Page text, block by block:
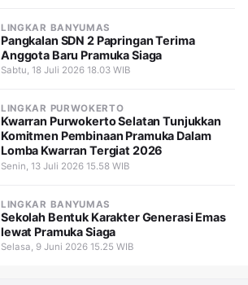
LINGKAR BANYUMAS
Pangkalan SDN 2 Papringan Terima
Anggota Baru Pramuka Siaga
Sabtu, 18 Juli 2026 18.03 WIB
LINGKAR PURWOKERTO
Kwarran Purwokerto Selatan Tunjukkan
Komitmen Pembinaan Pramuka Dalam
Lomba Kwarran Tergiat 2026
Senin, 13 Juli 2026 15.58 WIB
LINGKAR BANYUMAS
Sekolah Bentuk Karakter Generasi Emas
lewat Pramuka Siaga
Selasa, 9 Juni 2026 15.25 WIB